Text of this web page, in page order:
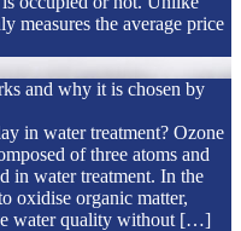
measures the average price
and why it is chosen by
in water treatment? Ozone
of three atoms and
in water treatment. In the
oxidise organic matter,
water quality without […]